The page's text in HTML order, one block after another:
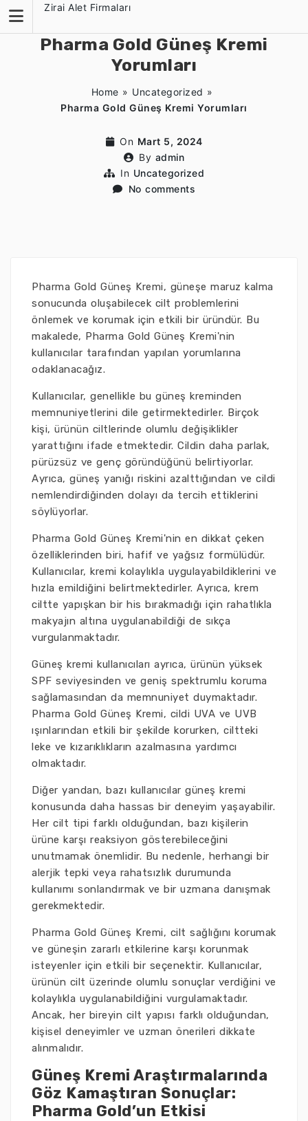
content
Zirai Alet Firmaları
Pharma Gold Güneş Kremi
Yorumları
Home » Uncategorized »
Pharma Gold Güneş Kremi Yorumları
On Mart 5, 2024
By admin
In Uncategorized
No comments
Pharma Gold Güneş Kremi, güneşe maruz kalma
sonucunda oluşabilecek cilt problemlerini
önlemek ve korumak için etkili bir üründür. Bu
makalede, Pharma Gold Güneş Kremi'nin
kullanıcılar tarafından yapılan yorumlarına
odaklanacağız.
Kullanıcılar, genellikle bu güneş kreminden
memnuniyetlerini dile getirmektedirler. Birçok
kişi, ürünün ciltlerinde olumlu değişiklikler
yarattığını ifade etmektedir. Cildin daha parlak,
pürüzsüz ve genç göründüğünü belirtiyorlar.
Ayrıca, güneş yanığı riskini azalttığından ve cildi
nemlendirdiğinden dolayı da tercih ettiklerini
söylüyorlar.
Pharma Gold Güneş Kremi'nin en dikkat çeken
özelliklerinden biri, hafif ve yağsız formülüdür.
Kullanıcılar, kremi kolaylıkla uygulayabildiklerini ve
hızla emildiğini belirtmektedirler. Ayrıca, krem
ciltte yapışkan bir his bırakmadığı için rahatlıkla
makyajın altına uygulanabildiği de sıkça
vurgulanmaktadır.
Güneş kremi kullanıcıları ayrıca, ürünün yüksek
SPF seviyesinden ve geniş spektrumlu koruma
sağlamasından da memnuniyet duymaktadır.
Pharma Gold Güneş Kremi, cildi UVA ve UVB
ışınlarından etkili bir şekilde korurken, ciltteki
leke ve kızarıklıkların azalmasına yardımcı
olmaktadır.
Diğer yandan, bazı kullanıcılar güneş kremi
konusunda daha hassas bir deneyim yaşayabilir.
Her cilt tipi farklı olduğundan, bazı kişilerin
ürüne karşı reaksiyon gösterebileceğini
unutmamak önemlidir. Bu nedenle, herhangi bir
alerjik tepki veya rahatsızlık durumunda
kullanımı sonlandırmak ve bir uzmana danışmak
gerekmektedir.
Pharma Gold Güneş Kremi, cilt sağlığını korumak
ve güneşin zararlı etkilerine karşı korunmak
isteyenler için etkili bir seçenektir. Kullanıcılar,
ürünün cilt üzerinde olumlu sonuçlar verdiğini ve
kolaylıkla uygulanabildiğini vurgulamaktadır.
Ancak, her bireyin cilt yapısı farklı olduğundan,
kişisel deneyimler ve uzman önerileri dikkate
alınmalıdır.
Güneş Kremi Araştırmalarında
Göz Kamaştıran Sonuçlar:
Pharma Gold’un Etkisi